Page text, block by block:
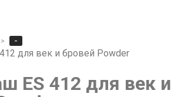
-
для век и бровей Powder
ES 412 для век и